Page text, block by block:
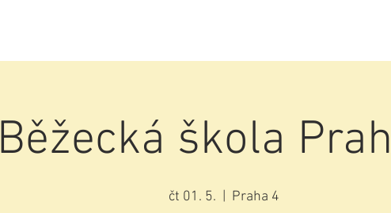
Běžecká škola
čt 01. 5. Praha 4